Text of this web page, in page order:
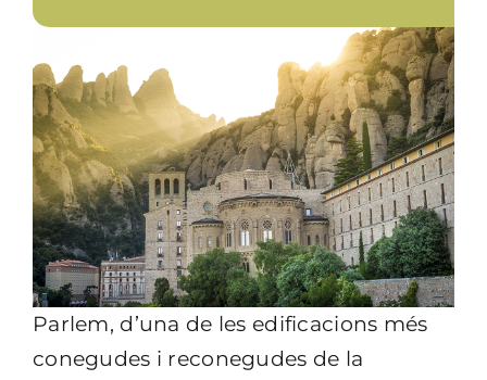
Parlem, d’una de les edificacions més
conegudes i reconegudes de la